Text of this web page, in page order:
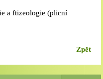
a ftizeologie (plicní
Zpět